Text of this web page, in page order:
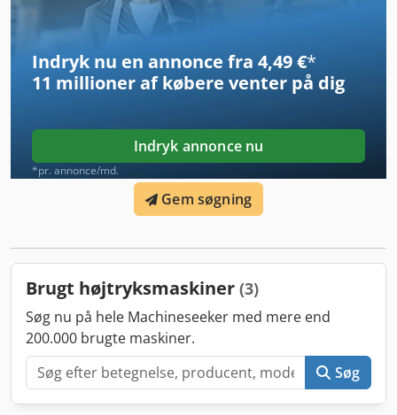
aflæggerbånd. Dodpsyxmt Iofx Amijkr
Indryk nu en annonce fra 4,49 €*
11 millioner af købere venter på dig
Indryk annonce nu
*pr. annonce/md.
Gem søgning
Brugt højtryksmaskiner (3)
Søg nu på hele Machineseeker med mere end
200.000 brugte maskiner.
Søg